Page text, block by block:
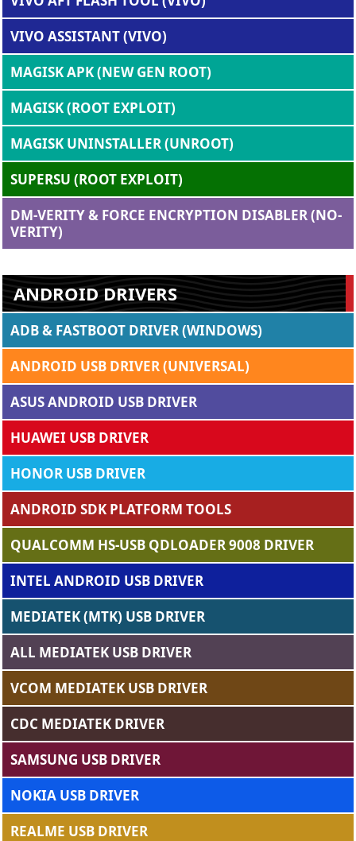
VIVO ASSISTANT (VIVO)
MAGISK APK (NEW GEN ROOT)
MAGISK (ROOT EXPLOIT)
MAGISK UNINSTALLER (UNROOT)
SUPERSU (ROOT EXPLOIT)
DM-VERITY & FORCE ENCRYPTION DISABLER (NO-
VERITY)
ANDROID DRIVERS
ADB & FASTBOOT DRIVER (WINDOWS)
ANDROID USB DRIVER (UNIVERSAL)
ASUS ANDROID USB DRIVER
HUAWEI USB DRIVER
HONOR USB DRIVER
ANDROID SDK PLATFORM TOOLS
QUALCOMM HS-USB QDLOADER 9008 DRIVER
INTEL ANDROID USB DRIVER
MEDIATEK (MTK) USB DRIVER
ALL MEDIATEK USB DRIVER
VCOM MEDIATEK USB DRIVER
CDC MEDIATEK DRIVER
SAMSUNG USB DRIVER
NOKIA USB DRIVER
REALME USB DRIVER